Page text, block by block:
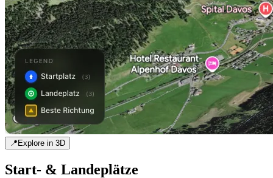
📍Explore in 3D
Start- & Landeplätze